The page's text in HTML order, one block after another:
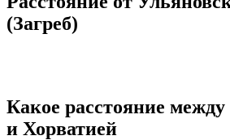
(Загреб)
Какое расстояние
и Хорватией